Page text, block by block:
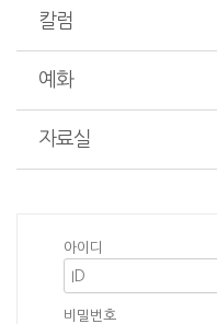
칼럼
예화
자료실
아이디
비밀번호